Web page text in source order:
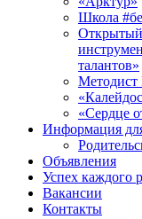
Школа
Открытый
талантов»
Методист
«Сердце
Информация
Объявления
Успех каждого
Вакансии
Контакты